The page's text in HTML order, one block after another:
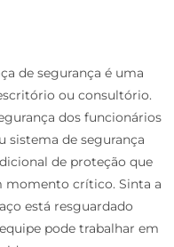
de segurança é uma
ou consultório.
dos funcionários
sistema de segurança
de proteção que
momento crítico. Sinta a
está resguardado
pode trabalhar em